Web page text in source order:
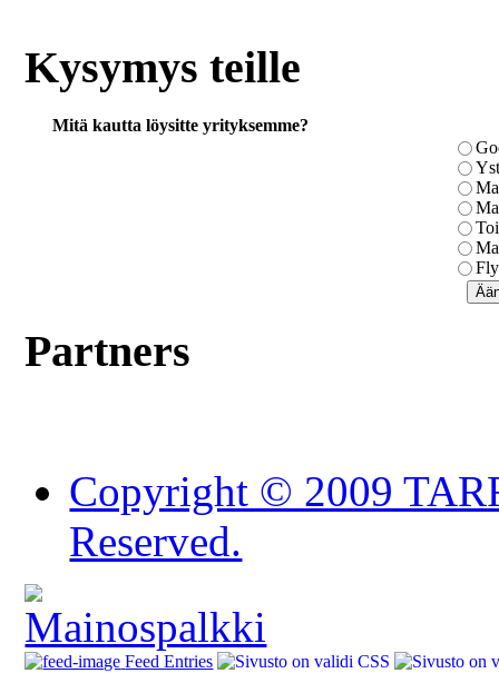
Kysymys teille
Mitä kautta löysitte yrityksemme?
Partners
Copyright © 2009
Reserved.
Feed Entries